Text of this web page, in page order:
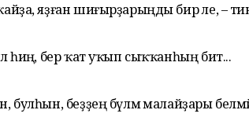
яҙған шиғырҙарыңды бир әле, –
һиңә, бер ҡат уҡып сыҡҡанһың бит...
булһын, беҙҙең бүлмә малайҙары